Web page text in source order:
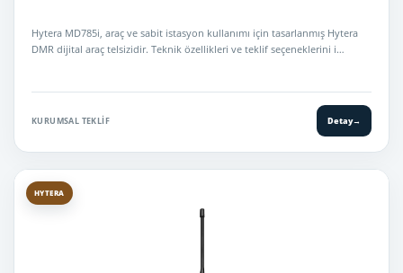
Hytera MD785i, araç ve sabit istasyon kullanımı için tasarlanmış Hytera
DMR dijital araç telsizidir. Teknik özellikleri ve teklif seçeneklerini i…
KURUMSAL TEKLIF Detay→
HYTERA